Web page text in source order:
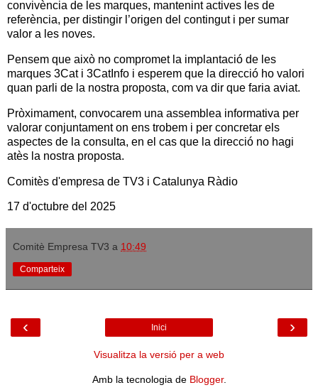
convivència de les marques, mantenint actives les de
referència, per distingir l’origen del contingut i per sumar
valor a les noves.
Pensem que això no compromet la implantació de les
marques 3Cat i 3CatInfo i esperem que la direcció ho valori
quan parli de la nostra proposta, com va dir que faria aviat.
Pròximament, convocarem una assemblea informativa per
valorar conjuntament on ens trobem i per concretar els
aspectes de la consulta, en el cas que la direcció no hagi
atès la nostra proposta.
Comitès d'empresa de TV3 i Catalunya Ràdio
17 d'octubre del 2025
Comitè Empresa TV3 a 10:49
Comparteix
‹ ›
Inici
Visualitza la versió per a web
Amb la tecnologia de Blogger.